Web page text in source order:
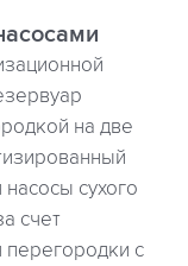
на две
сухого
счет
с